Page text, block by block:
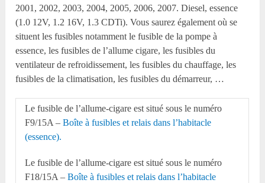
2001, 2002, 2003, 2004, 2005, 2006, 2007. Diesel, essence
(1.0 12V, 1.2 16V, 1.3 CDTi). Vous saurez également où se
situent les fusibles notamment le fusible de la pompe à
essence, les fusibles de l’allume cigare, les fusibles du
ventilateur de refroidissement, les fusibles du chauffage, les
fusibles de la climatisation, les fusibles du démarreur, …
Le fusible de l’allume-cigare est situé sous le numéro
F9/15A –Boîte à fusibles et relais dans l’habitacle
(essence).
Le fusible de l’allume-cigare est situé sous le numéro
F18/15A –Boîte à fusibles et relais dans l’habitacle